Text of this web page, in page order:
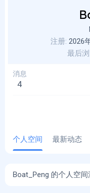
注册 2026
最后
消息
4
个人空间 最新动态
Boat_Peng 的个人空间